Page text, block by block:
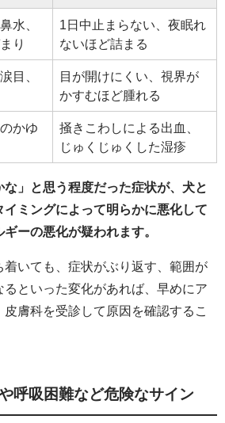
水、
り
1日中止まらない、夜眠れ
ないほど詰まる
目、
目が開けにくい、視界が
かすむほど腫れる
かゆ
掻きこわしによる出血、
じゅくじゅくした湿疹
な」と思う程度だった症状が、犬と
ミングによって明らかに悪化して
ーの悪化が疑われます。
いても、症状がぶり返す、範囲が
るといった変化があれば、早めにア
膚科を受診して原因を確認するこ
呼吸困難など危険なサイン